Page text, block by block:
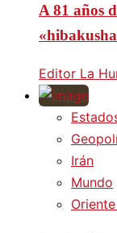
A 81 años
Editor La
Irán
Mundo